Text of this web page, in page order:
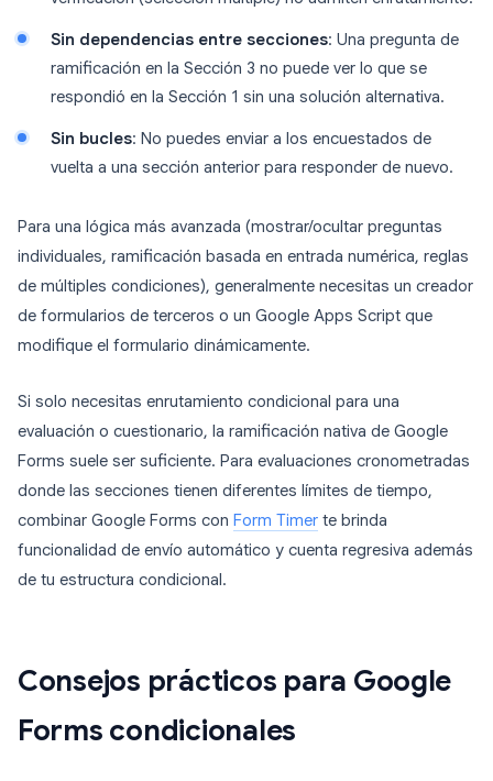
Sin dependencias entre secciones: Una pregunta de
ramificación en la Sección 3 no puede ver lo que se
respondió en la Sección 1 sin una solución alternativa.
Sin bucles: No puedes enviar a los encuestados de
vuelta a una sección anterior para responder de nuevo.
Para una lógica más avanzada (mostrar/ocultar preguntas
individuales, ramificación basada en entrada numérica, reglas
de múltiples condiciones), generalmente necesitas un creador
de formularios de terceros o un Google Apps Script que
modifique el formulario dinámicamente.
Si solo necesitas enrutamiento condicional para una
evaluación o cuestionario, la ramificación nativa de Google
Forms suele ser suficiente. Para evaluaciones cronometradas
donde las secciones tienen diferentes límites de tiempo,
combinar Google Forms con Form Timer te brinda
funcionalidad de envío automático y cuenta regresiva además
de tu estructura condicional.
Consejos prácticos para Google
Forms condicionales